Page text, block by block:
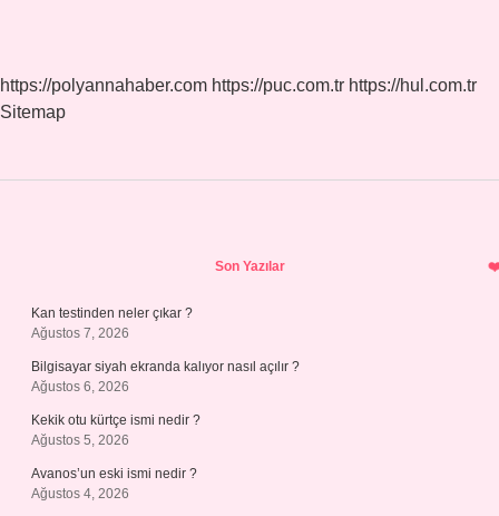
https://polyannahaber.com https://puc.com.tr https://hul.com.tr
Sitemap
Son Yazılar
Kan testinden neler çıkar ?
Ağustos 7, 2026
Bilgisayar siyah ekranda kalıyor nasıl açılır ?
Ağustos 6, 2026
Kekik otu kürtçe ismi nedir ?
Ağustos 5, 2026
Avanos’un eski ismi nedir ?
Ağustos 4, 2026